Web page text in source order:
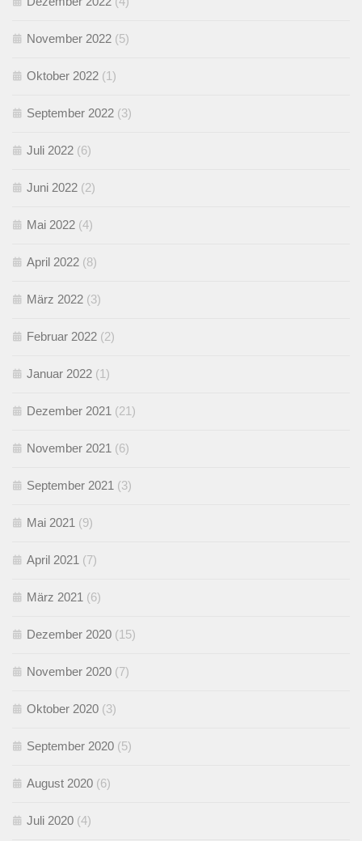
November 2022 (5)
Oktober 2022 (1)
September 2022 (3)
Juli 2022 (6)
Juni 2022 (2)
Mai 2022 (4)
April 2022 (8)
März 2022 (3)
Februar 2022 (2)
Januar 2022 (1)
Dezember 2021 (21)
November 2021 (6)
September 2021 (3)
Mai 2021 (9)
April 2021 (7)
März 2021 (6)
Dezember 2020 (15)
November 2020 (7)
Oktober 2020 (3)
September 2020 (5)
August 2020 (6)
Juli 2020 (4)